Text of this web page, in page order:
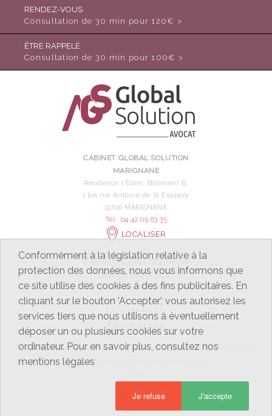
RENDEZ-VOUS
Consultation de 30 min pour 120€ >
ÊTRE RAPPELÉ
Consultation de 30 min pour 100€ >
CABINET GLOBAL SOLUTION
MARIGNANE
Résidence l'Eden, Bâtiment B,
1 bis rue Antoine de St Exupéry
13700 MARIGNANE
Tél : 04 42 09 63 35
LOCALISER
CABINET GLOBAL SOLUTION
AIX EN PROVENCE
7, rue Emeric David
13100 Aix-en-Provence
04 42 23 00 13
LOCALISER
©2017-26 Maître Carole MAROCHI – AGS - Tous droits réservés - Conception
Absolute Communication
Mentions légales
Plan du site
Conformément à la législation relative à la
protection des données, nous vous informons que
ce site utilise des cookies à des fins publicitaires. En
cliquant sur le bouton 'Accepter', vous autorisez les
services tiers que nous utilisons à éventuellement
déposer un ou plusieurs cookies sur votre
ordinateur. Pour en savoir plus, consultez nos
mentions légales
Je refuse J'accepte